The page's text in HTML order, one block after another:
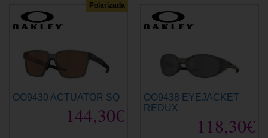
Polarizada
OO9430 ACTUATOR SQ
144,30€
OO9438 EYEJACKET
REDUX
118,30€